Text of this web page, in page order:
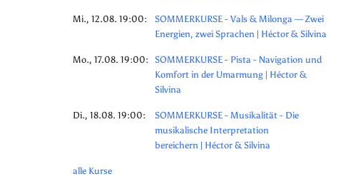
Mi., 12.08. 19:00:
SOMMERKURSE - Vals & Milonga — Zwei
Energien, zwei Sprachen | Héctor & Silvina
Mo., 17.08. 19:00: SOMMERKURSE - Pista - Navigation und
Komfort in der Umarmung | Héctor &
Silvina
Di., 18.08. 19:00:
SOMMERKURSE - Musikalität - Die
musikalische Interpretation
bereichern | Héctor & Silvina
alle Kurse